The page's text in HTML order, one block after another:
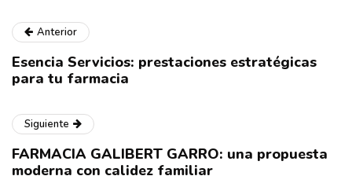
Anterior
Esencia Servicios: prestaciones estratégicas
para tu farmacia
Siguiente
FARMACIA GALIBERT GARRO: una propuesta
moderna con calidez familiar